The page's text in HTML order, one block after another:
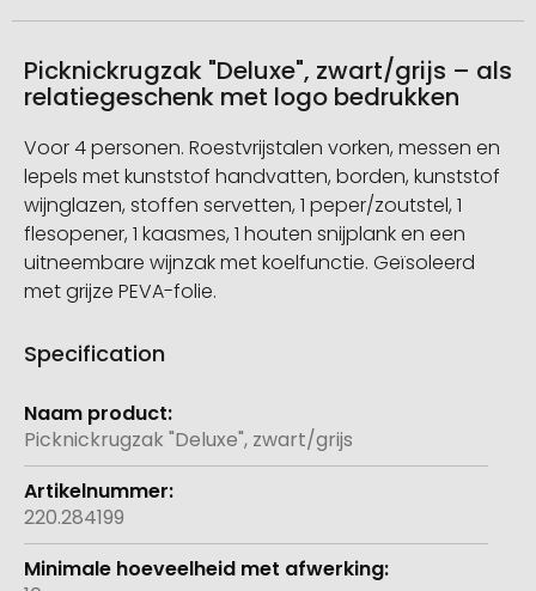
Picknickrugzak "Deluxe", zwart/grijs – als
relatiegeschenk met logo bedrukken
Voor 4 personen. Roestvrijstalen vorken, messen en
lepels met kunststof handvatten, borden, kunststof
wijnglazen, stoffen servetten, 1 peper/zoutstel, 1
flesopener, 1 kaasmes, 1 houten snijplank en een
uitneembare wijnzak met koelfunctie. Geïsoleerd
met grijze PEVA-folie.
Specification
Meer
informatie
Picknickrugzak "Deluxe", zwart/grijs
220.284199